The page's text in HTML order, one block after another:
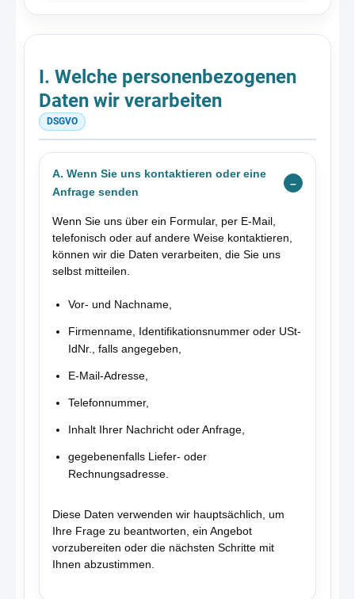
I. Welche personenbezogenen
Daten wir verarbeiten
DSGVO
A. Wenn Sie uns kontaktieren oder eine
Anfrage senden
Wenn Sie uns über ein Formular, per E-Mail,
telefonisch oder auf andere Weise kontaktieren,
können wir die Daten verarbeiten, die Sie uns
selbst mitteilen.
Vor- und Nachname,
Firmenname, Identifikationsnummer oder USt-
IdNr., falls angegeben,
E-Mail-Adresse,
Telefonnummer,
Inhalt Ihrer Nachricht oder Anfrage,
gegebenenfalls Liefer- oder
Rechnungsadresse.
Diese Daten verwenden wir hauptsächlich, um
Ihre Frage zu beantworten, ein Angebot
vorzubereiten oder die nächsten Schritte mit
Ihnen abzustimmen.